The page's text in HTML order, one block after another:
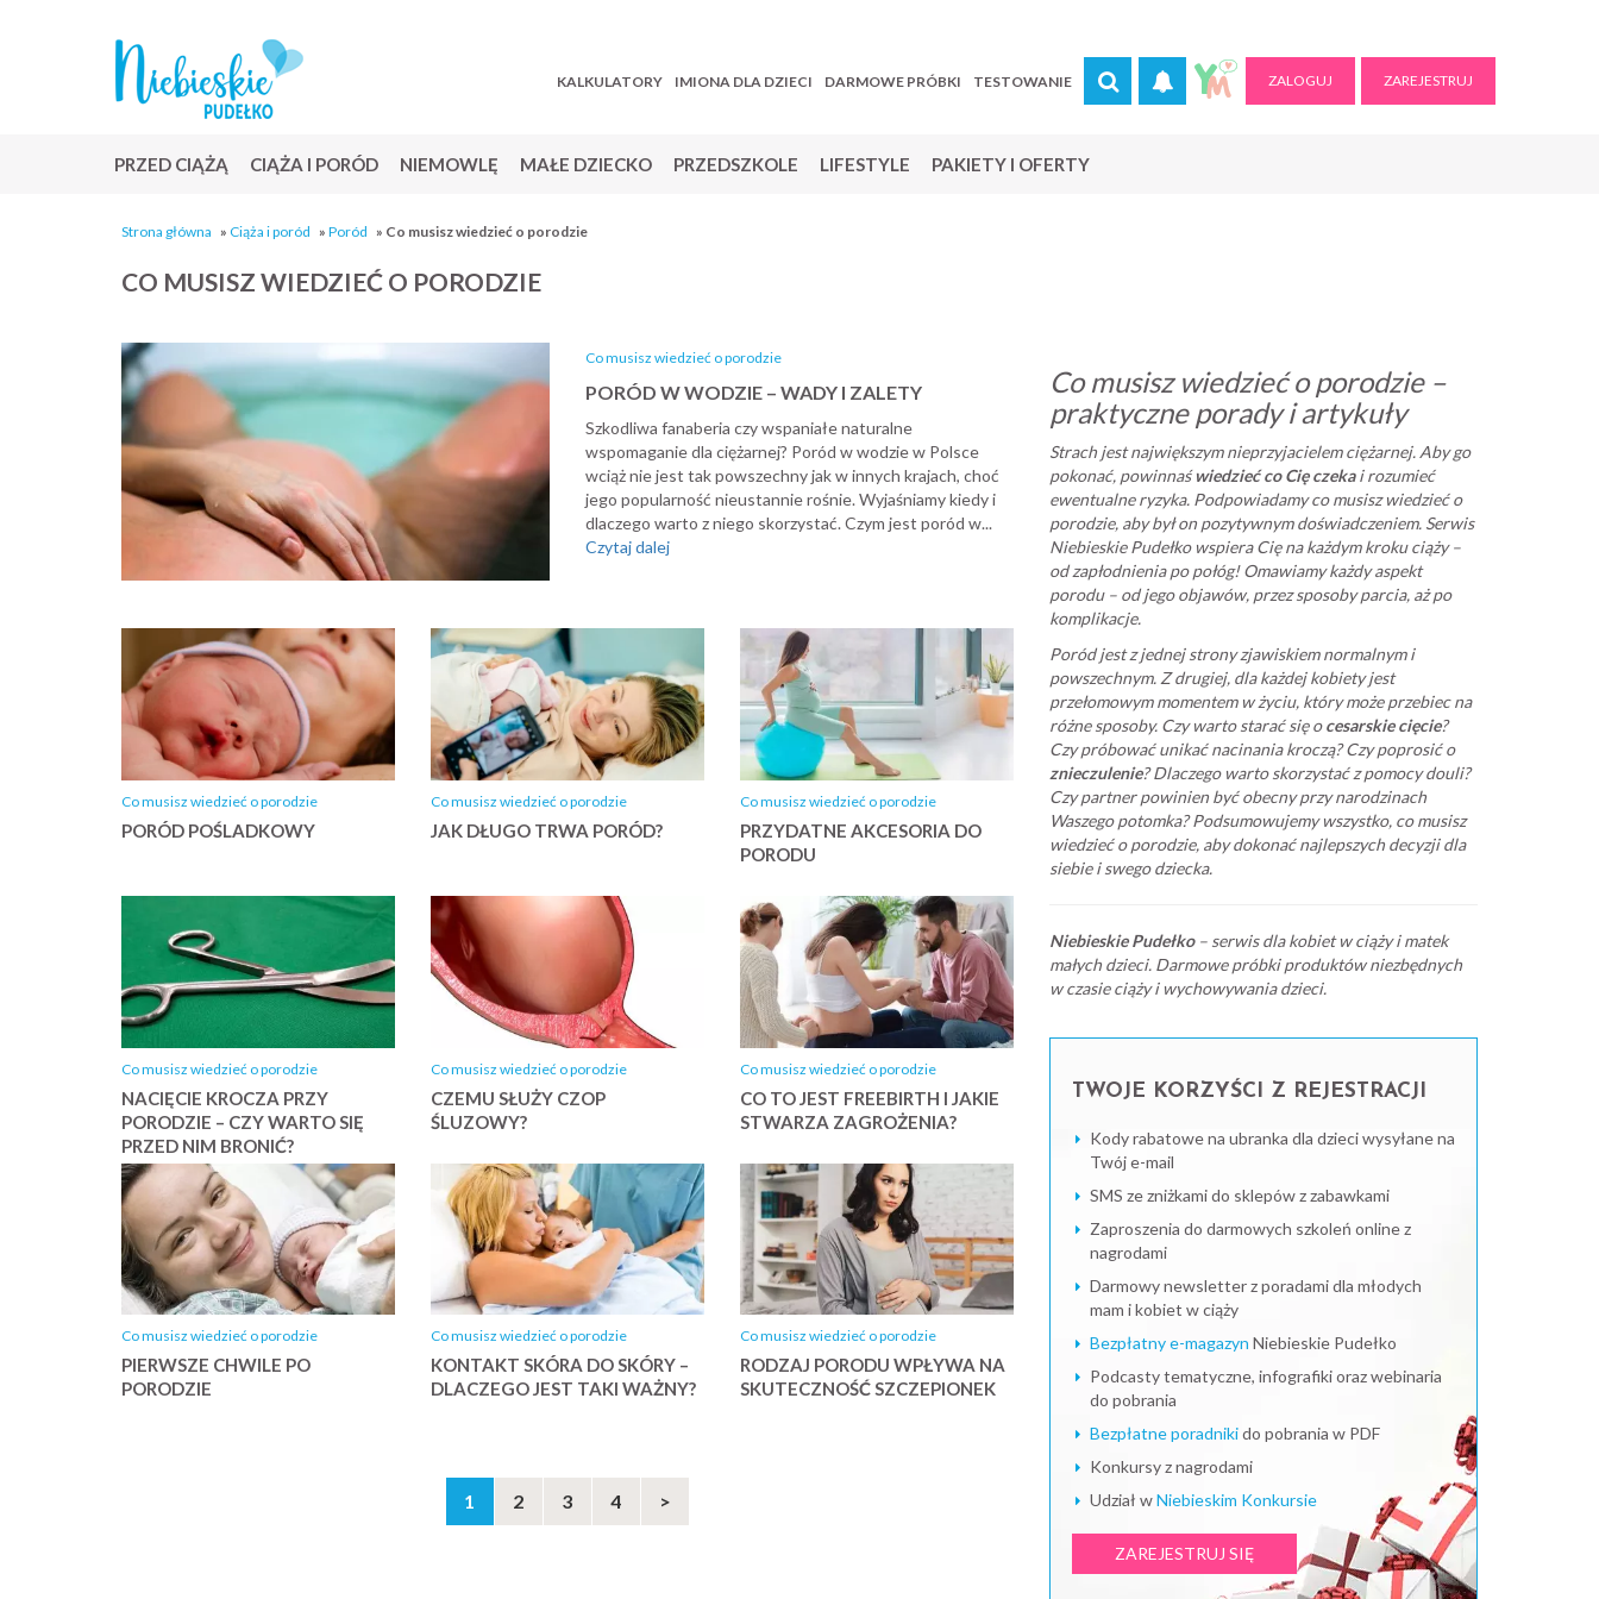
KALKULATORY IMIONA DLA DZIECI DARMOWE PRÓBKI TESTOWANIE ZALOGUJ ZAREJESTRUJ
PRZED CIĄŻĄ CIĄŻA I PORÓD NIEMOWLĘ MAŁE DZIECKO PRZEDSZKOLE LIFESTYLE PAKIETY I OFERTY
Strona główna » Ciąża i poród » Poród » Co musisz wiedzieć o porodzie
CO MUSISZ WIEDZIEĆ O PORODZIE
Co musisz wiedzieć o porodzie
PORÓD W WODZIE – WADY I ZALETY
Szkodliwa fanaberia czy wspaniałe naturalne
wspomaganie dla ciężarnej? Poród w wodzie w Polsce
wciąż nie jest tak powszechny jak w innych krajach, choć
jego popularność nieustannie rośnie. Wyjaśniamy kiedy i
dlaczego warto z niego skorzystać. Czym jest poród w...
Czytaj dalej
Co musisz wiedzieć o porodzie
PORÓD POŚLADKOWY
Co musisz wiedzieć o porodzie
JAK DŁUGO TRWA PORÓD?
Co musisz wiedzieć o porodzie
PRZYDATNE AKCESORIA DO
PORODU
Co musisz wiedzieć o porodzie
NACIĘCIE KROCZA PRZY
PORODZIE – CZY WARTO SIĘ
PRZED NIM BRONIĆ?
Co musisz wiedzieć o porodzie
CZEMU SŁUŻY CZOP
ŚLUZOWY?
Co musisz wiedzieć o porodzie
CO TO JEST FREEBIRTH I JAKIE
STWARZA ZAGROŻENIA?
Co musisz wiedzieć o porodzie
PIERWSZE CHWILE PO
PORODZIE
Co musisz wiedzieć o porodzie
KONTAKT SKÓRA DO SKÓRY –
DLACZEGO JEST TAKI WAŻNY?
Co musisz wiedzieć o porodzie
RODZAJ PORODU WPŁYWA NA
SKUTECZNOŚĆ SZCZEPIONEK
1 2 3 4 >
Co musisz wiedzieć o porodzie –
praktyczne porady i artykuły
Strach jest największym nieprzyjacielem ciężarnej. Aby go
pokonać, powinnaświedzieć co Cię czekai rozumieć
ewentualne ryzyka. Podpowiadamy co musisz wiedzieć o
porodzie, aby był on pozytywnym doświadczeniem. Serwis
Niebieskie Pudełko wspiera Cię na każdym kroku ciąży –
od zapłodnienia po połóg! Omawiamy każdy aspekt
porodu – od jego objawów, przez sposoby parcia, aż po
komplikacje.
Poród jest z jednej strony zjawiskiem normalnym i
powszechnym. Z drugiej, dla każdej kobiety jest
przełomowym momentem w życiu, który może przebiec na
różne sposoby. Czy warto starać się ocesarskie cięcie?
Czy próbować unikać nacinania kroczą? Czy poprosić o
znieczulenie? Dlaczego warto skorzystać z pomocy douli?
Czy partner powinien być obecny przy narodzinach
Waszego potomka? Podsumowujemy wszystko, co musisz
wiedzieć o porodzie, aby dokonać najlepszych decyzji dla
siebie i swego dziecka.
Niebieskie Pudełko– serwis dla kobiet w ciąży i matek
małych dzieci. Darmowe próbki produktów niezbędnych
w czasie ciąży i wychowywania dzieci.
TWOJE KORZYŚCI Z REJESTRACJI
Kody rabatowe na ubranka dla dzieci wysyłane na
Twój e-mail
SMS ze zniżkami do sklepów z zabawkami
Zaproszenia do darmowych szkoleń online z
nagrodami
Darmowy newsletter z poradami dla młodych
mam i kobiet w ciąży
Bezpłatny e-magazyn Niebieskie Pudełko
Podcasty tematyczne, infografiki oraz webinaria
do pobrania
Bezpłatne poradnikido pobrania w PDF
Konkursy z nagrodami
Udział wNiebieskim Konkursie
ZAREJESTRUJ SIĘ